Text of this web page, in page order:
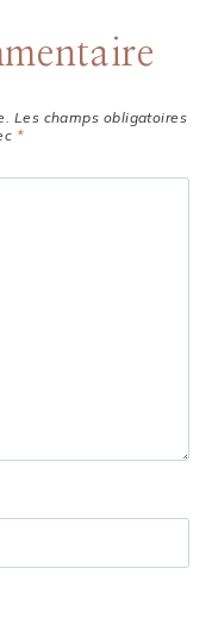
Les champs obligatoires
*